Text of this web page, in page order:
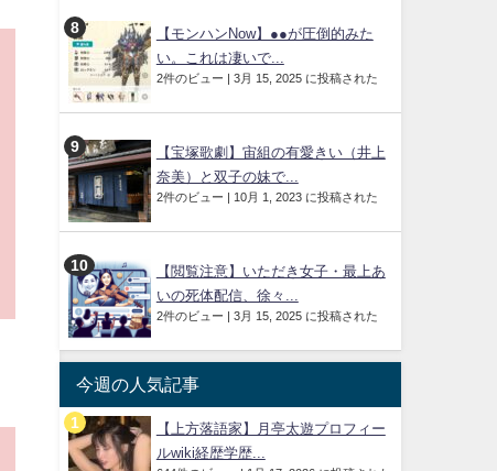
【モンハンNow】●●が圧倒的みた
い。これは凄いで...
2件のビュー | 3月 15, 2025 に投稿された
【宝塚歌劇】宙組の有愛きい（井上
奈美）と双子の妹で...
2件のビュー | 10月 1, 2023 に投稿された
【閲覧注意】いただき女子・最上あ
いの死体配信、徐々...
2件のビュー | 3月 15, 2025 に投稿された
今週の人気記事
【上方落語家】月亭太遊プロフィー
ルwiki経歴学歴...